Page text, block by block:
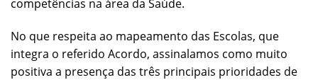
competências na área da Saúde.
No que respeita ao mapeamento das Escolas, que
integra o referido Acordo, assinalamos como muito
positiva a presença das três principais prioridades de